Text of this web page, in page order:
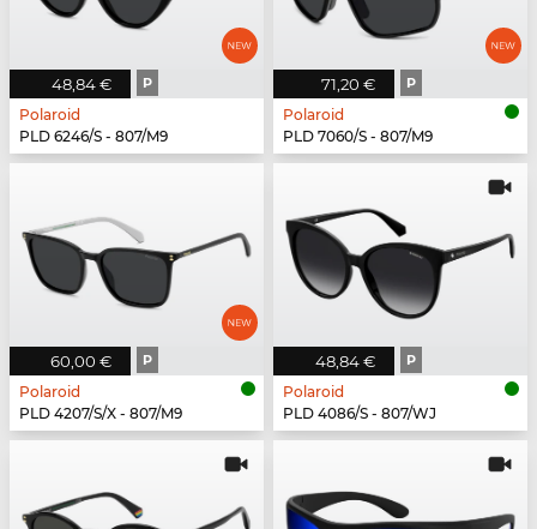
48,84 € P
Polaroid
PLD 6246/S - 807/M9
71,20 € P
Polaroid
PLD 7060/S - 807/M9
60,00 € P
Polaroid
PLD 4207/S/X - 807/M9
48,84 € P
Polaroid
PLD 4086/S - 807/WJ